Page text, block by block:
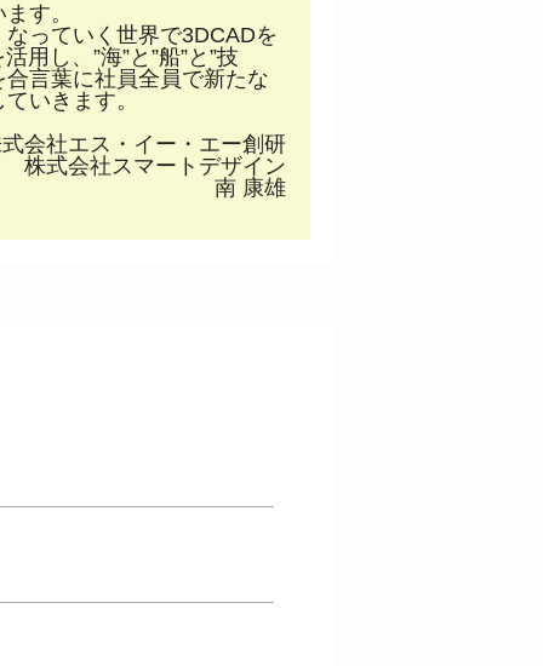
す。
っていく世界で3DCADを
用し、”海”と”船”と”技
合言葉に社員全員で新たな
いきます。
会社エス・イー・エー創研
株式会社スマートデザイン
南 康雄